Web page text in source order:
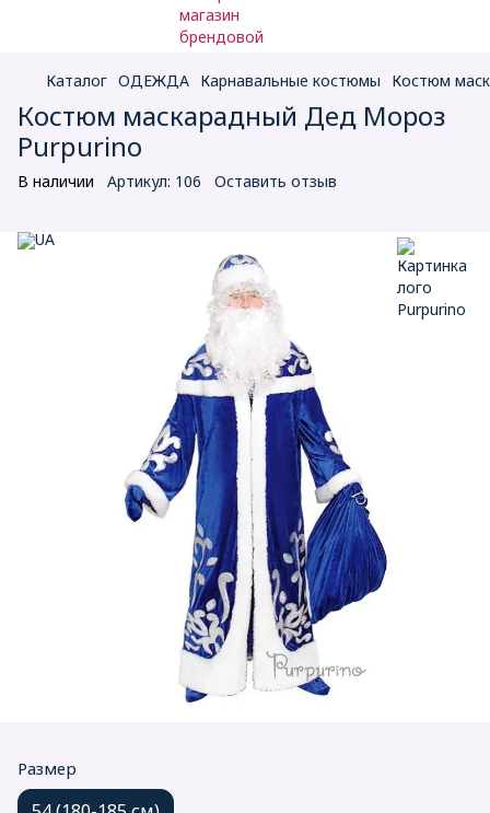
Каталог ОДЕЖДА Карнавальные костюмы Костюм
Костюм маскарадный Дед Мороз
Purpurino
В наличии Артикул: 106 Оставить отзыв
Размер